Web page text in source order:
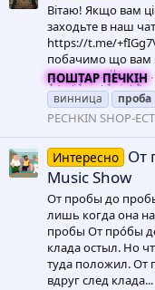
Вітаю! Якщо вам
заходьте в наш чат
https://t.me/
побачимо що вам
ПОШТАР ПЕЧКІН
винница
проба
PECHKIN SHOP-
Интересно От
Music Show
От пробы до
лишь когда она
пробы От прóбы
клада остыл. Но
туда положил.
вдруг след клада...